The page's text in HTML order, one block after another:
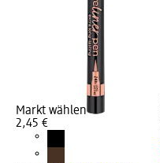
Markt wählen
2,45 €